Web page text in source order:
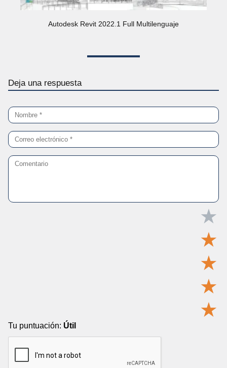
Autodesk Revit 2022.1 Full Multilenguaje
Deja una respuesta
★
★
★
★
★
Tu puntuación: Útil